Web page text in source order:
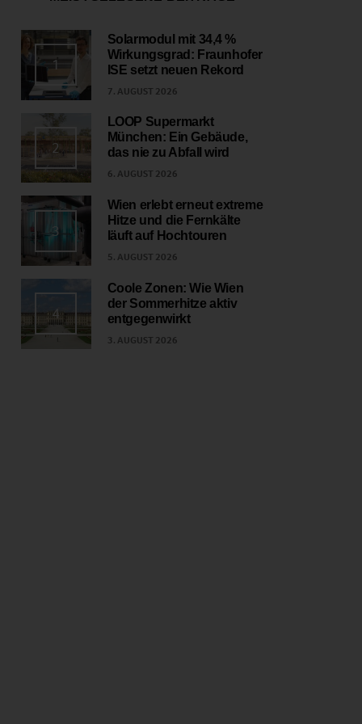
1
Solarmodul mit 34,4 %
Wirkungsgrad: Fraunhofer
ISE setzt neuen Rekord
7. AUGUST 2026
2
LOOP Supermarkt
München: Ein Gebäude,
das nie zu Abfall wird
6. AUGUST 2026
3
Wien erlebt erneut extreme
Hitze und die Fernkälte
läuft auf Hochtouren
5. AUGUST 2026
4
Coole Zonen: Wie Wien
der Sommerhitze aktiv
entgegenwirkt
3. AUGUST 2026